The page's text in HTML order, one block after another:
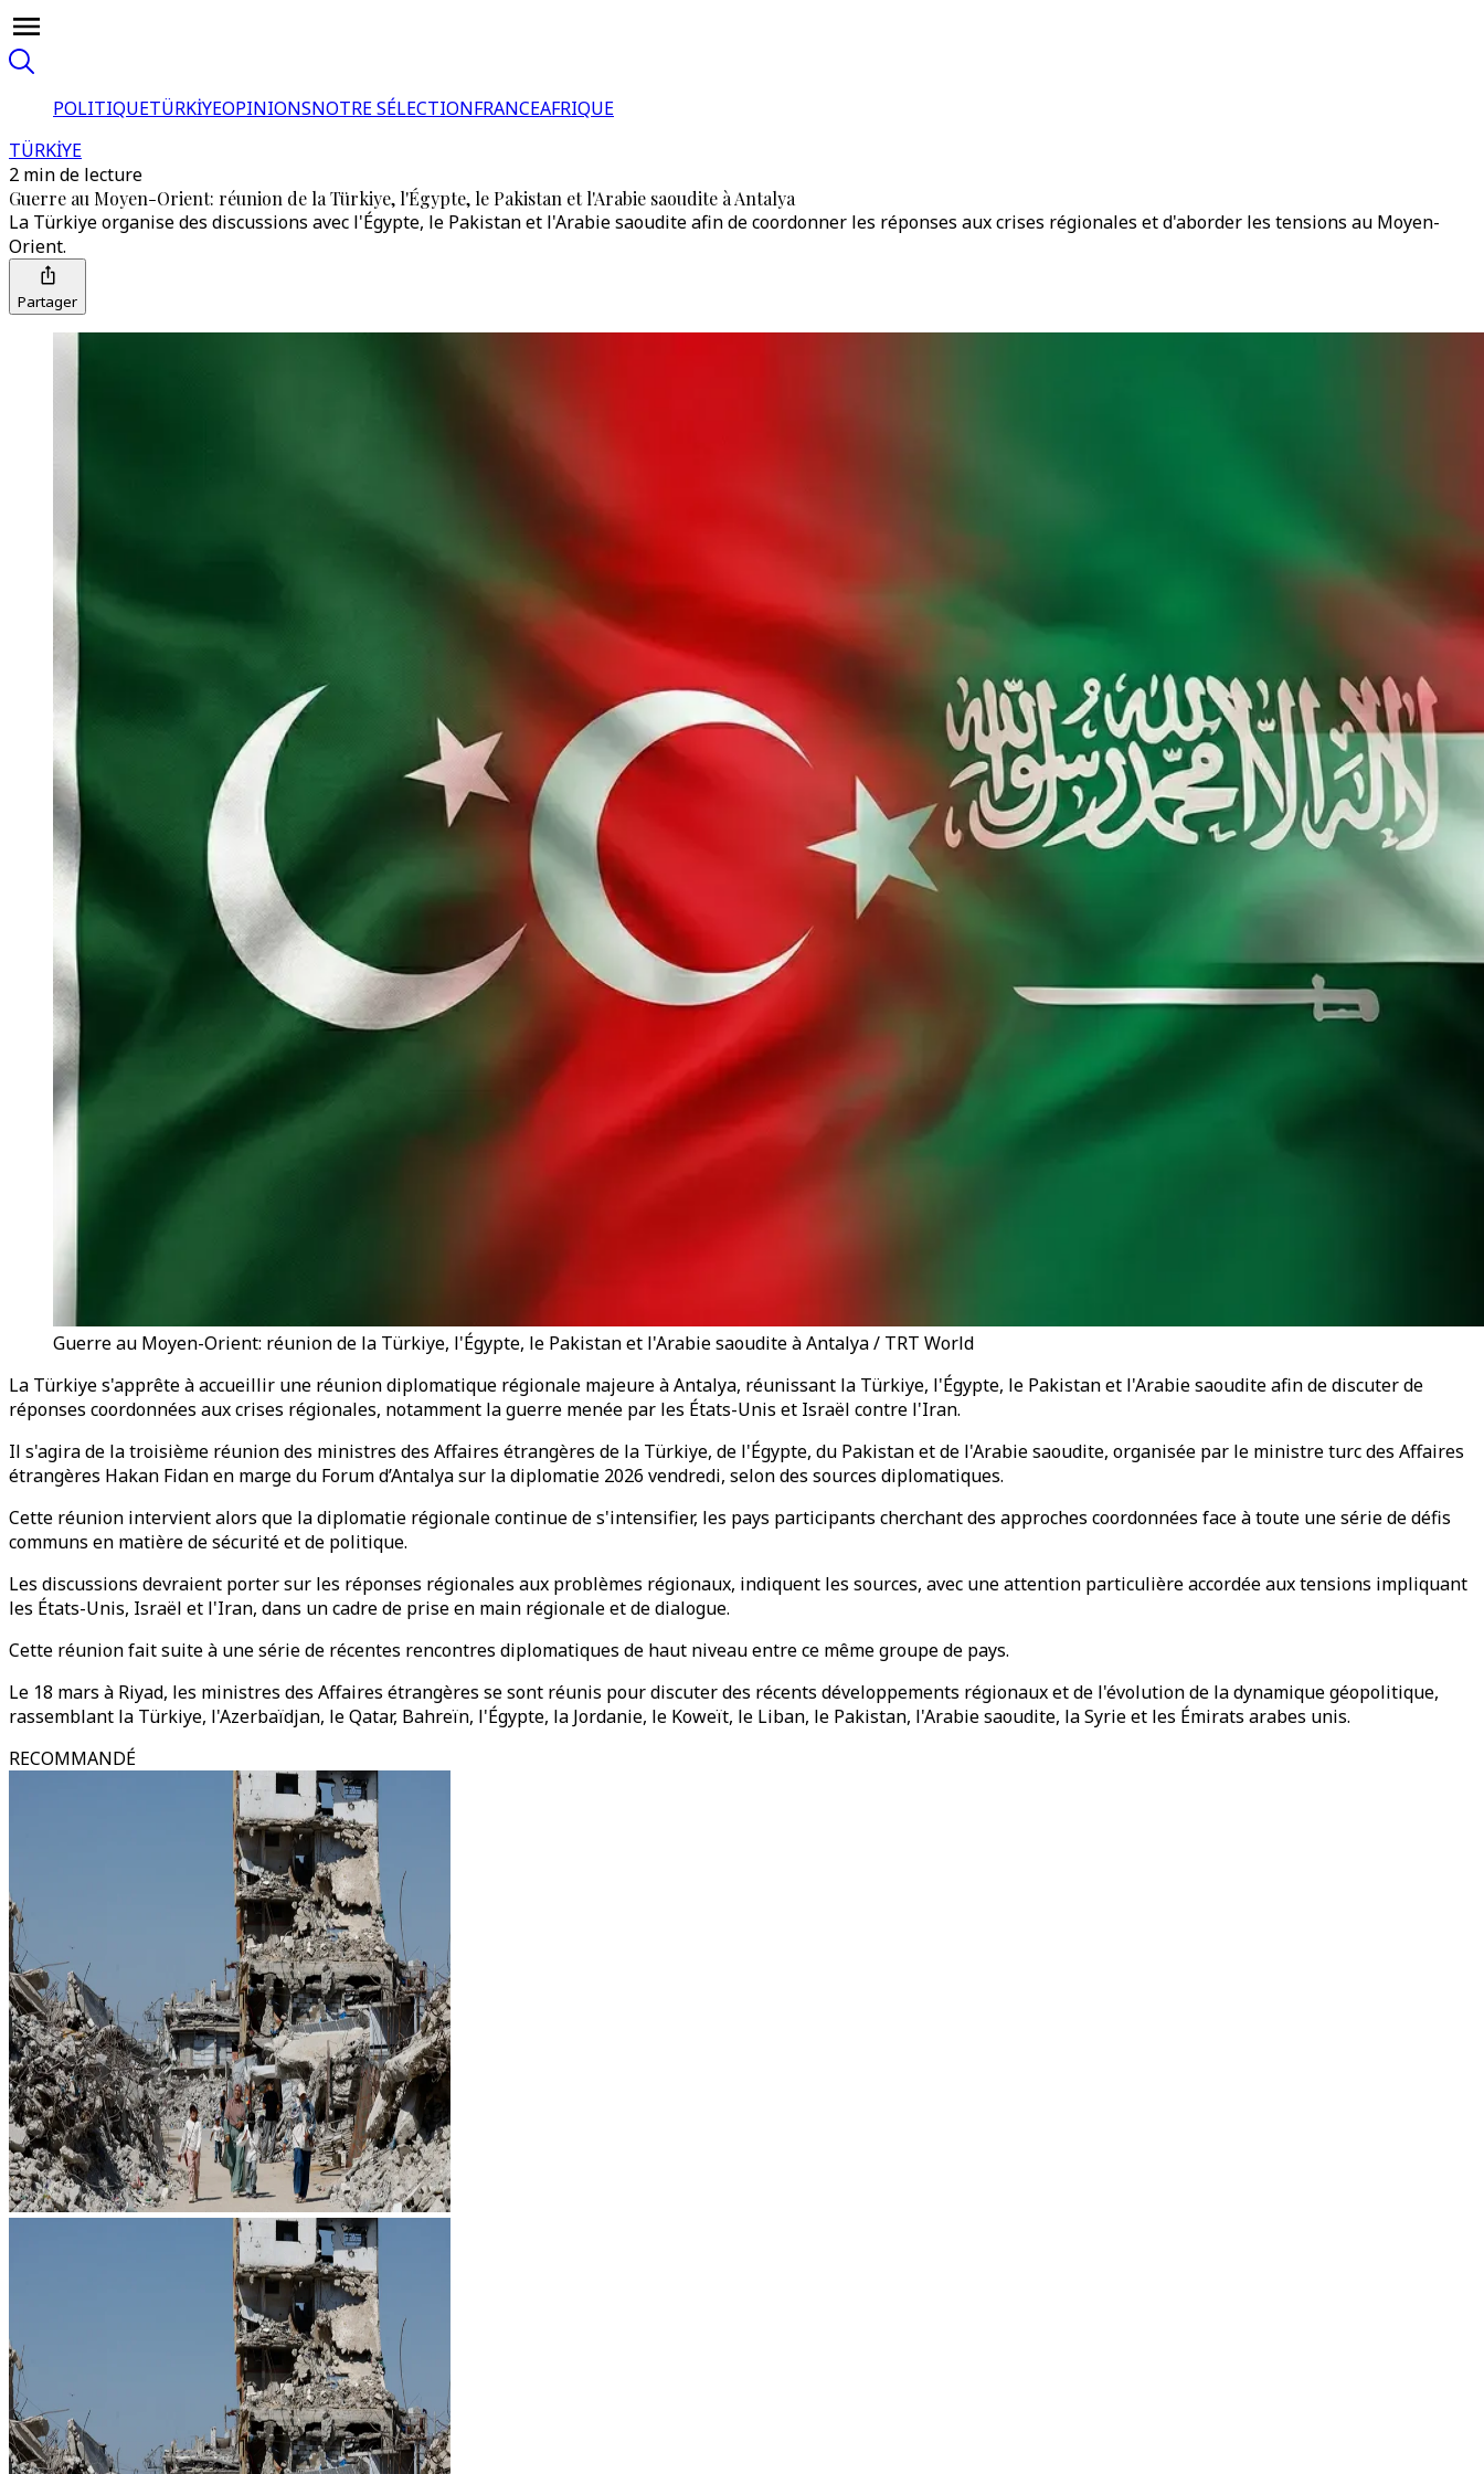
POLITIQUETÜRKİYEOPINIONSNOTRE SÉLECTIONFRANCEAFRIQUE
TÜRKİYE
2 min de lecture
Guerre au Moyen-Orient: réunion de la Türkiye, l'Égypte, le Pakistan et l'Arabie saoudite à Antalya
La Türkiye organise des discussions avec l'Égypte, le Pakistan et l'Arabie saoudite afin de coordonner les réponses aux crises régionales et d'aborder les tensions au Moyen-
Orient.
Partager
Guerre au Moyen-Orient: réunion de la Türkiye, l'Égypte, le Pakistan et l'Arabie saoudite à Antalya / TRT World
La Türkiye s'apprête à accueillir une réunion diplomatique régionale majeure à Antalya, réunissant la Türkiye, l'Égypte, le Pakistan et l'Arabie saoudite afin de discuter de
réponses coordonnées aux crises régionales, notamment la guerre menée par les États-Unis et Israël contre l'Iran.
Il s'agira de la troisième réunion des ministres des Affaires étrangères de la Türkiye, de l'Égypte, du Pakistan et de l'Arabie saoudite, organisée par le ministre turc des Affaires
étrangères Hakan Fidan en marge du Forum d’Antalya sur la diplomatie 2026 vendredi, selon des sources diplomatiques.
Cette réunion intervient alors que la diplomatie régionale continue de s'intensifier, les pays participants cherchant des approches coordonnées face à toute une série de défis
communs en matière de sécurité et de politique.
Les discussions devraient porter sur les réponses régionales aux problèmes régionaux, indiquent les sources, avec une attention particulière accordée aux tensions impliquant
les États-Unis, Israël et l'Iran, dans un cadre de prise en main régionale et de dialogue.
Cette réunion fait suite à une série de récentes rencontres diplomatiques de haut niveau entre ce même groupe de pays.
Le 18 mars à Riyad, les ministres des Affaires étrangères se sont réunis pour discuter des récents développements régionaux et de l'évolution de la dynamique géopolitique,
rassemblant la Türkiye, l'Azerbaïdjan, le Qatar, Bahreïn, l'Égypte, la Jordanie, le Koweït, le Liban, le Pakistan, l'Arabie saoudite, la Syrie et les Émirats arabes unis.
RECOMMANDÉ